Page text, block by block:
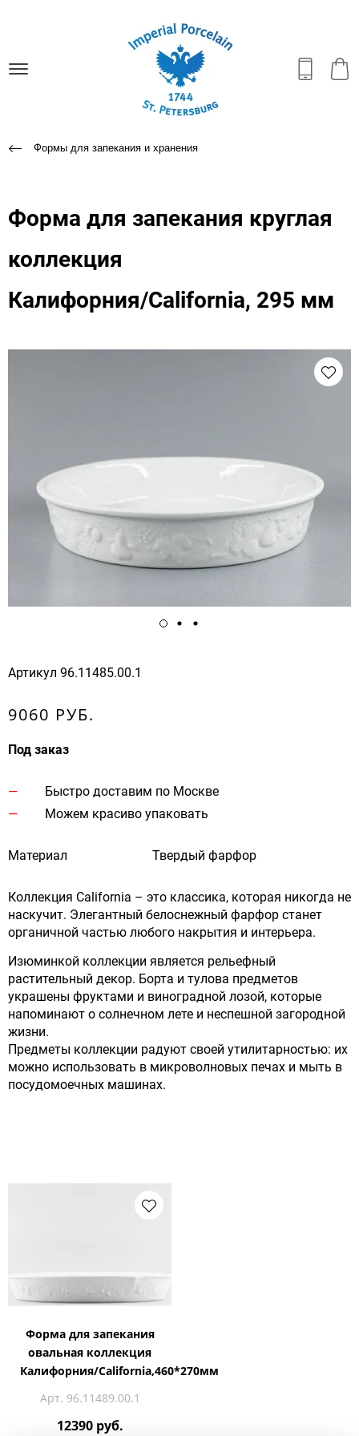
Формы для запекания и хранения
Форма для запекания круглая
коллекция
Калифорния/California, 295 мм
Артикул 96.11485.00.1
9060 РУБ.
Под заказ
Быстро доставим по Москве
Можем красиво упаковать
Материал Твердый фарфор
Коллекция California – это классика, которая никогда не
наскучит. Элегантный белоснежный фарфор станет
органичной частью любого накрытия и интерьера.
Изюминкой коллекции является рельефный
растительный декор. Борта и тулова предметов
украшены фруктами и виноградной лозой, которые
напоминают о солнечном лете и неспешной загородной
жизни.
Предметы коллекции радуют своей утилитарностью: их
можно использовать в микроволновых печах и мыть в
посудомоечных машинах.
Форма для запекания
овальная коллекция
Калифорния/California,460*270мм
Арт. 96.11489.00.1
12390 руб.